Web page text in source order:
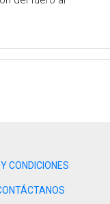
CONDICIONES